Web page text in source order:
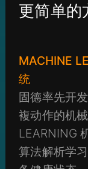
更简单的
MACHINE
统
固德率先开
複动作的机
LEARNING
算法解析学